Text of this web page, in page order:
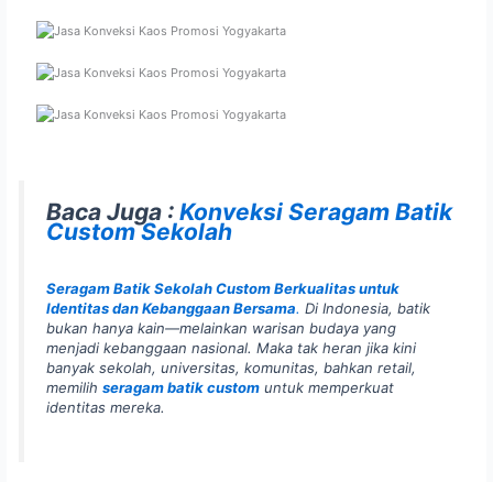
Baca Juga : Konveksi Seragam Batik
Custom Sekolah
Seragam Batik Sekolah Custom Berkualitas untuk
Identitas dan Kebanggaan Bersama. Di Indonesia, batik
bukan hanya kain—melainkan warisan budaya yang
menjadi kebanggaan nasional. Maka tak heran jika kini
banyak sekolah, universitas, komunitas, bahkan retail,
memilih seragam batik customuntuk memperkuat
identitas mereka.